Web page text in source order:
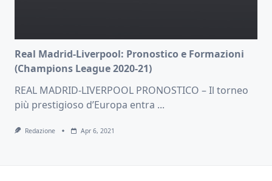
Real Madrid-Liverpool: Pronostico e Formazioni
(Champions League 2020-21)
REAL MADRID-LIVERPOOL PRONOSTICO – Il torneo
più prestigioso d’Europa entra ...
Redazione Apr 6, 2021